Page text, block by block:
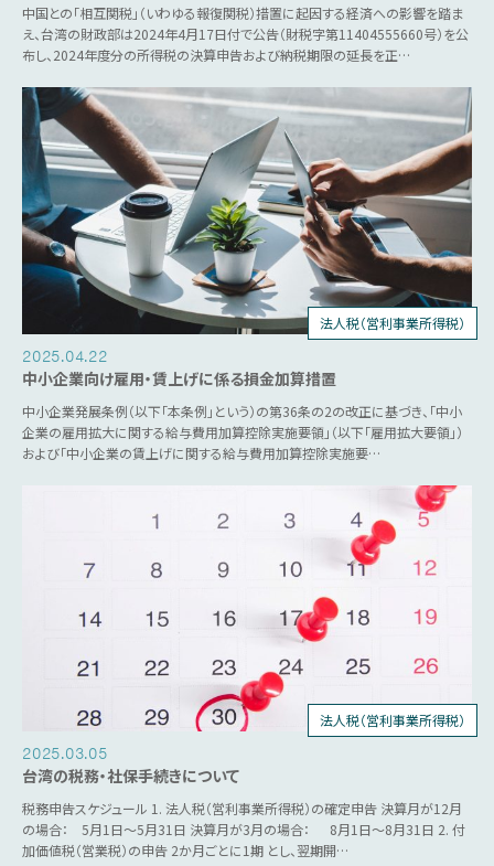
中国との「相互関税」（いわゆる報復関税）措置に起因する経済への影響を踏ま
え、台湾の財政部は2024年4月17日付で公告（財税字第11404555660号）を公
布し、2024年度分の所得税の決算申告および納税期限の延長を正…
税制優遇
法人税（営利事業所得税）
2025.04.22
中小企業向け雇用・賃上げに係る損金加算措置
中小企業発展条例（以下「本条例」という）の第36条の2の改正に基づき、「中小
企業の雇用拡大に関する給与費用加算控除実施要領」（以下「雇用拡大要領」）
および「中小企業の賃上げに関する給与費用加算控除実施要…
人事労務
源泉税
営業税
個人所得税
法人税（営利事業所得税）
2025.03.05
台湾の税務・社保手続きについて
税務申告スケジュール 1. 法人税（営利事業所得税）の確定申告 決算月が12月
の場合： 5月1日～5月31日 決算月が3月の場合： 8月1日～8月31日 2. 付
加価値税（営業税）の申告 2か月ごとに1期 とし、翌期開…